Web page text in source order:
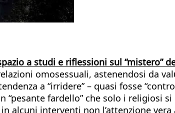
a studi e riflessioni sul “mistero”
omosessuali, astenendosi da
a “irridere” – quasi fosse
“pesante fardello” che solo i religiosi
alcuni interventi non l’attenzione